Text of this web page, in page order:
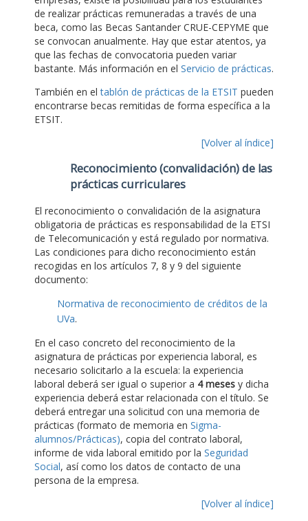
de realizar prácticas remuneradas a través de una
beca, como las Becas Santander CRUE-CEPYME que
se convocan anualmente. Hay que estar atentos, ya
que las fechas de convocatoria pueden variar
bastante. Más información en el Servicio de prácticas.
También en eltablón de prácticas de la ETSIT pueden
encontrarse becas remitidas de forma específica a la
ETSIT.
[Volver al índice]
Reconocimiento (convalidación) de las
prácticas curriculares
El reconocimiento o convalidación de la asignatura
obligatoria de prácticas es responsabilidad de la ETSI
de Telecomunicación y está regulado por normativa.
Las condiciones para dicho reconocimiento están
recogidas en los artículos 7, 8 y 9 del siguiente
documento:
Normativa de reconocimiento de créditos de la
UVa.
En el caso concreto del reconocimiento de la
asignatura de prácticas por experiencia laboral, es
necesario solicitarlo a la escuela: la experiencia
laboral deberá ser igual o superior a 4 meses y dicha
experiencia deberá estar relacionada con el título. Se
deberá entregar una solicitud con una memoria de
prácticas (formato de memoria en Sigma-
alumnos/Prácticas), copia del contrato laboral,
informe de vida laboral emitido por la Seguridad
Social, así como los datos de contacto de una
persona de la empresa.
[Volver al índice]